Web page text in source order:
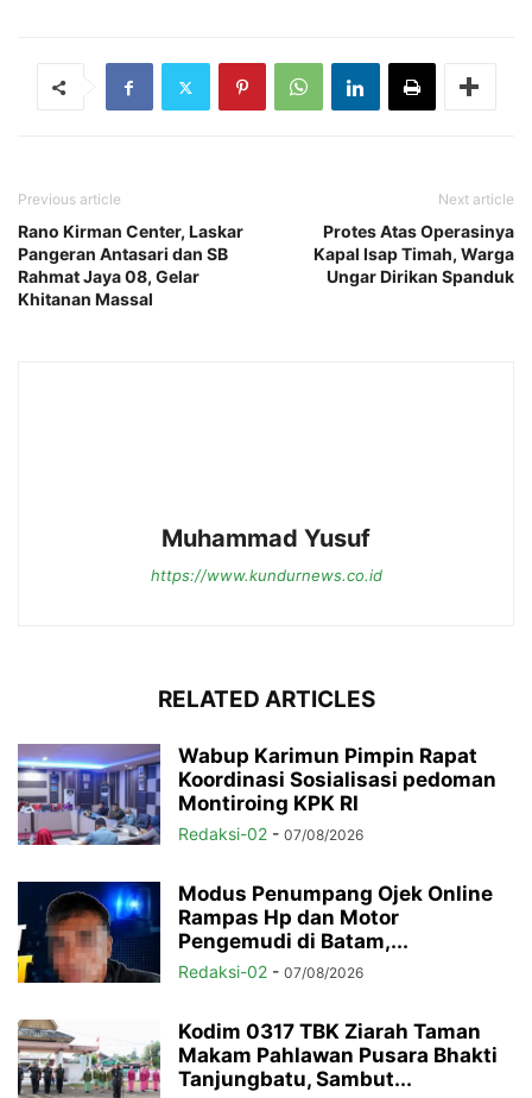
Previous article
Rano Kirman Center, Laskar
Pangeran Antasari dan SB
Rahmat Jaya 08, Gelar
Khitanan Massal
Next article
Protes Atas Operasinya
Kapal Isap Timah, Warga
Ungar Dirikan Spanduk
Muhammad Yusuf
https://www.kundurnews.co.id
RELATED ARTICLES
Wabup Karimun Pimpin Rapat
Koordinasi Sosialisasi pedoman
Montiroing KPK RI
Redaksi-02 - 07/08/2026
Modus Penumpang Ojek Online
Rampas Hp dan Motor
Pengemudi di Batam,...
Redaksi-02 - 07/08/2026
Kodim 0317 TBK Ziarah Taman
Makam Pahlawan Pusara Bhakti
Tanjungbatu, Sambut...